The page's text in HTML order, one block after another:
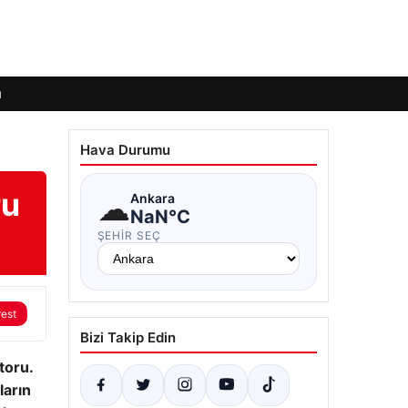
Hava Durumu
☁Ankara
NaN°C
ŞEHIR SEÇ
Bizi Takip Edin